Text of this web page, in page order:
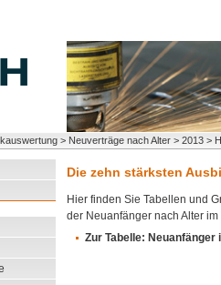
> Neuverträge nach Alter > 2013 >
Die zehn stärksten
Hier finden Sie Tabellen und
der Neuanfänger nach Alter
Zur Tabelle: Neuanfänger